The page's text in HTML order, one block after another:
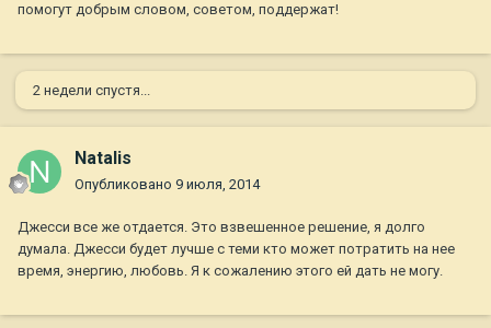
помогут добрым словом, советом, поддержат!
2 недели спустя...
Natalis
Опубликовано 9 июля, 2014
Джесси все же отдается. Это взвешенное решение, я долго
думала. Джесси будет лучше с теми кто может потратить на нее
время, энергию, любовь. Я к сожалению этого ей дать не могу.